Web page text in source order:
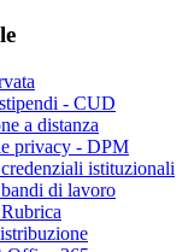
- CUD
a distanza
privacy - DPM
istituzionali
di lavoro